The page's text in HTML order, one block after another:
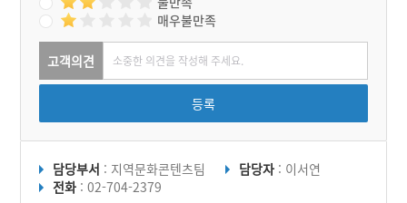
매우불만족
고객의견
등록
담당부서 : 지역문화콘텐츠팀 담당자 : 이서연
전화 : 02-704-2379